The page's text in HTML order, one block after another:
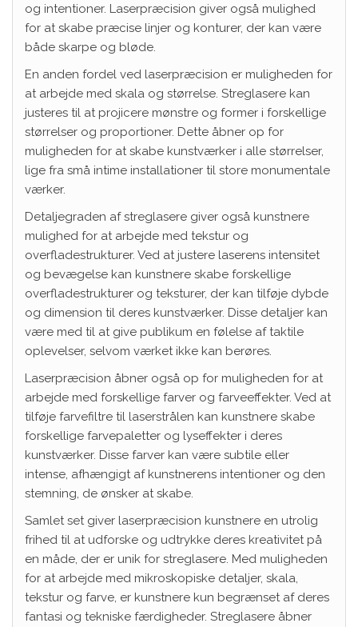
og intentioner. Laserpræcision giver også mulighed
for at skabe præcise linjer og konturer, der kan være
både skarpe og bløde.
En anden fordel ved laserpræcision er muligheden for
at arbejde med skala og størrelse. Streglasere kan
justeres til at projicere mønstre og former i forskellige
størrelser og proportioner. Dette åbner op for
muligheden for at skabe kunstværker i alle størrelser,
lige fra små intime installationer til store monumentale
værker.
Detaljegraden af streglasere giver også kunstnere
mulighed for at arbejde med tekstur og
overfladestrukturer. Ved at justere laserens intensitet
og bevægelse kan kunstnere skabe forskellige
overfladestrukturer og teksturer, der kan tilføje dybde
og dimension til deres kunstværker. Disse detaljer kan
være med til at give publikum en følelse af taktile
oplevelser, selvom værket ikke kan berøres.
Laserpræcision åbner også op for muligheden for at
arbejde med forskellige farver og farveeffekter. Ved at
tilføje farvefiltre til laserstrålen kan kunstnere skabe
forskellige farvepaletter og lyseffekter i deres
kunstværker. Disse farver kan være subtile eller
intense, afhængigt af kunstnerens intentioner og den
stemning, de ønsker at skabe.
Samlet set giver laserpræcision kunstnere en utrolig
frihed til at udforske og udtrykke deres kreativitet på
en måde, der er unik for streglasere. Med muligheden
for at arbejde med mikroskopiske detaljer, skala,
tekstur og farve, er kunstnere kun begrænset af deres
fantasi og tekniske færdigheder. Streglasere åbner